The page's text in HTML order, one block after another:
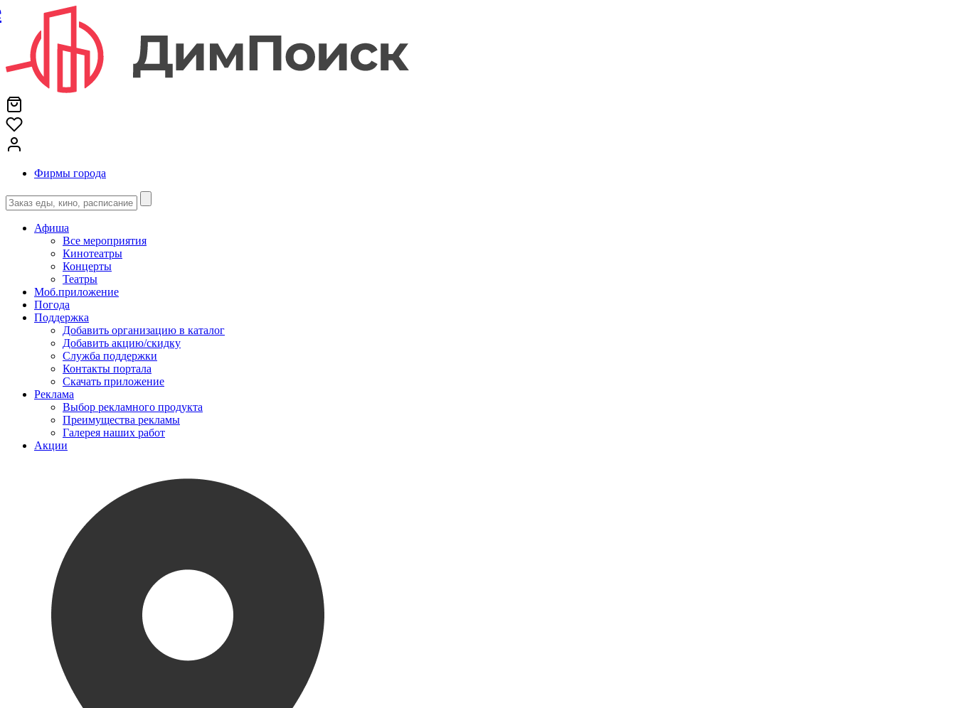
Фирмы города
Афиша
Все мероприятия
Кинотеатры
Концерты
Театры
Моб.приложение
Погода
Поддержка
Добавить организацию в каталог
Добавить акцию/скидку
Служба поддержки
Контакты портала
Скачать приложение
Реклама
Выбор рекламного продукта
Преимущества рекламы
Галерея наших работ
Акции